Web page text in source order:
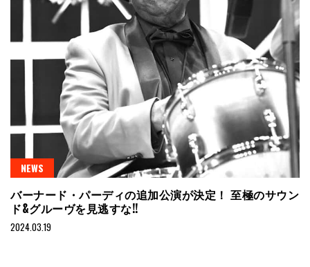
NEWS
バーナード・パーディの追加公演が決定！ 至極のサウン
ド&グルーヴを見逃すな!!
2024.03.19